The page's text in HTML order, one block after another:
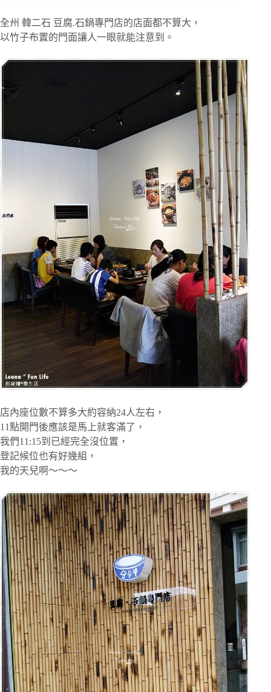
全州 韓二石 豆腐.石鍋專門店的店面都不算大，
以竹子布置的門面讓人一眼就能注意到。
店內座位數不算多大約容納24人左右，
11點開門後應該是馬上就客滿了，
我們11:15到已經完全沒位置，
登記候位也有好幾組，
我的天兒啊～～～